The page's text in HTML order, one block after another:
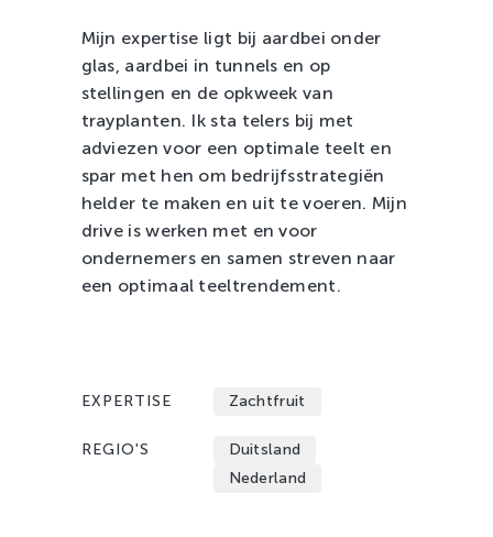
Zachtfruit
Mijn expertise ligt bij aardbei onder
glas, aardbei in tunnels en op
stellingen en de opkweek van
trayplanten. Ik sta telers bij met
adviezen voor een optimale teelt en
spar met hen om bedrijfsstrategiën
helder te maken en uit te voeren. Mijn
drive is werken met en voor
ondernemers en samen streven naar
een optimaal teeltrendement.
EXPERTISE Zachtfruit
REGIO'S
Duitsland
Nederland